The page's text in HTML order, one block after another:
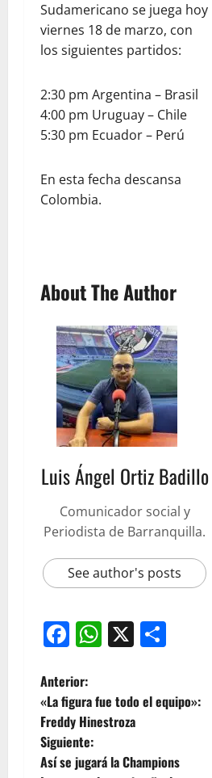
Sudamericano se juega hoy
viernes 18 de marzo, con
los siguientes partidos:
2:30 pm Argentina – Brasil
4:00 pm Uruguay – Chile
5:30 pm Ecuador – Perú
En esta fecha descansa
Colombia.
About The Author
Luis Ángel Ortiz Badillo
Comunicador social y
Periodista de Barranquilla.
See author's posts
Facebook
WhatsApp
X
Anterior:
«La figura fue todo el equipo»:
Freddy Hinestroza
Siguiente:
Así se jugará la Champions